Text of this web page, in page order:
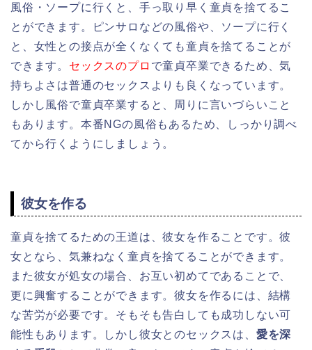
風俗・ソープに行くと、手っ取り早く童貞を捨てるこ
とができます。ピンサロなどの風俗や、ソープに行く
と、女性との接点が全くなくても童貞を捨てることが
できます。 セックスのプロ で童貞卒業できるため、気
持ちよさは普通のセックスよりも良くなっています。
しかし風俗で童貞卒業すると、周りに言いづらいこと
もあります。本番NGの風俗もあるため、しっかり調べ
てから行くようにしましょう。
彼女を作る
童貞を捨てるための王道は、彼女を作ることです。彼
女となら、気兼ねなく童貞を捨てることができます。
また彼女が処女の場合、お互い初めてであることで、
更に興奮することができます。彼女を作るには、結構
な苦労が必要です。そもそも告白しても成功しない可
能性もあります。しかし彼女とのセックスは、 愛を深